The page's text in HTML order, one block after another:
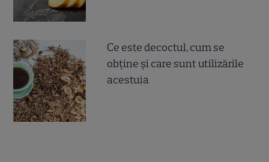
Ce este decoctul, cum se
obţine şi care sunt utilizările
acestuia